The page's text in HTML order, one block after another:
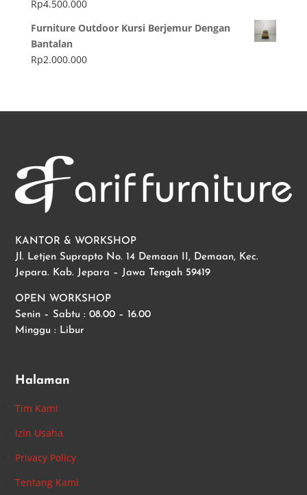
Rp4.500.000
Furniture Outdoor Kursi Berjemur Dengan
Bantalan
Rp2.000.000
KANTOR & WORKSHOP
Jl. Letjen Suprapto No. 14 Demaan II, Demaan, Kec.
Jepara. Kab. Jepara – Jawa Tengah 59419
OPEN WORKSHOP
Senin – Sabtu : 08.00 – 16.00
Minggu : Libur
Halaman
Tim Kami
Izin Usaha
Privacy Policy
Tentang Kami